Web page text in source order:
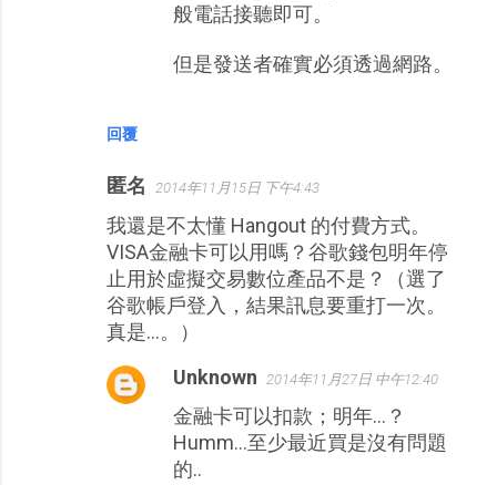
回覆
般電話接聽即可。
但是發送者確實必須透過網路。
匿名 2014年11月15日 下午4:43
我還是不太懂 Hangout 的付費方式。
VISA金融卡可以用嗎？谷歌錢包明年停
止用於虛擬交易數位產品不是？（選了
谷歌帳戶登入，結果訊息要重打一次。
真是…。）
Unknown
2014年11月27日 中午12:40
金融卡可以扣款；明年...？
Humm...至少最近買是沒有問題
的..